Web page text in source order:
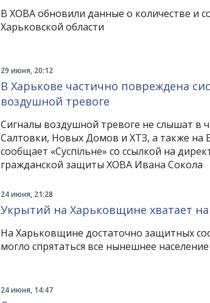
В ХОВА обновили данные о количестве и
Харьковской области
29 июня, 20:12
В Харькове частично повреждена
воздушной тревоге
Сигналы воздушной тревоге не слышат в
Салтовки, Новых Домов и ХТЗ, а также на
сообщает «Суспільне» со ссылкой на
гражданской защиты ХОВА Ивана Сокола
24 июня, 21:28
Укрытий на Харьковщине хватает
На Харьковщине достаточно защитных
могло спрятаться все нынешнее
24 июня, 14:47